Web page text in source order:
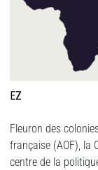
EZ
Fleuron des
française (AOF), la
centre de la